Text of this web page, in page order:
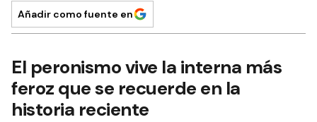
Añadir como fuente en
El peronismo vive la interna más
feroz que se recuerde en la
historia reciente